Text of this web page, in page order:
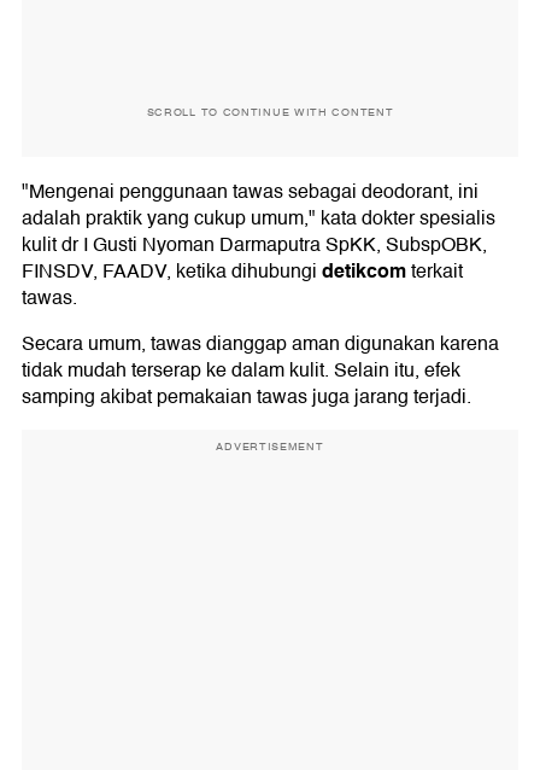
SCROLL TO CONTINUE WITH CONTENT
"Mengenai penggunaan tawas sebagai deodorant, ini
adalah praktik yang cukup umum," kata dokter spesialis
kulit dr I Gusti Nyoman Darmaputra SpKK, SubspOBK,
FINSDV, FAADV, ketika dihubungidetikcomterkait
tawas.
Secara umum, tawas dianggap aman digunakan karena
tidak mudah terserap ke dalam kulit. Selain itu, efek
samping akibat pemakaian tawas juga jarang terjadi.
ADVERTISEMENT